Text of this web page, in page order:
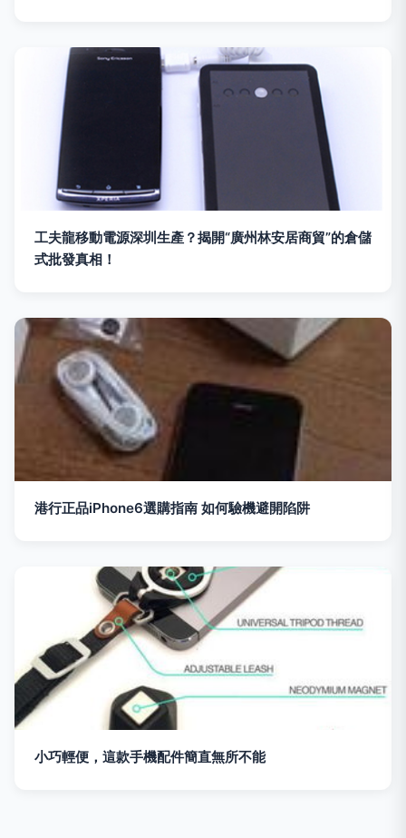
工夫龍移動電源深圳生產？揭開“廣州林安居商貿”的倉儲
式批發真相！
港行正品iPhone6選購指南 如何驗機避開陷阱
小巧輕便，這款手機配件簡直無所不能